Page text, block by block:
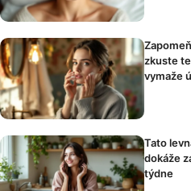
zkuste
vymaže
Tato
dokáže
týdne